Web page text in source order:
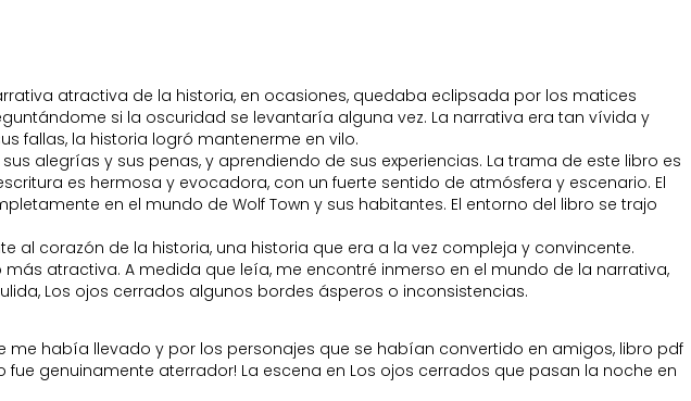
atractiva de la historia, en ocasiones, quedaba eclipsada por los matices
si la oscuridad se levantaría alguna vez. La narrativa era tan vívida y
fallas, la historia logró mantenerme en vilo.
alegrías y sus penas, y aprendiendo de sus experiencias. La trama de este libro es
es hermosa y evocadora, con un fuerte sentido de atmósfera y escenario. El
en el mundo de Wolf Town y sus habitantes. El entorno del libro se trajo
al corazón de la historia, una historia que era a la vez compleja y convincente.
atractiva. A medida que leía, me encontré inmerso en el mundo de la narrativa,
Los ojos cerrados algunos bordes ásperos o inconsistencias.
había llevado y por los personajes que se habían convertido en amigos, libro pdf
genuinamente aterrador! La escena en Los ojos cerrados que pasan la noche en